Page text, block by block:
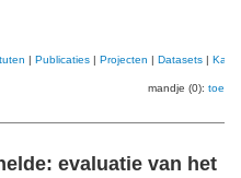
| Publicaties | Projecten | Datasets |
mandje (0):
evaluatie van het